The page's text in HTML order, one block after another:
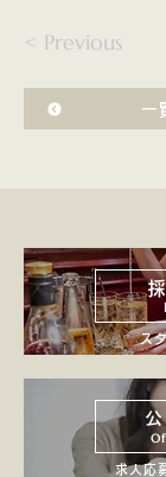
< Previous
一
ス
求人応